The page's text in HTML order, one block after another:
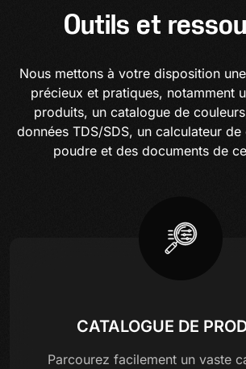
Outils et
Nous mettons à votre disposition
précieux et pratiques, notamment
produits, un catalogue de
données TDS/SDS, un calculateur
poudre et des documents de
CATALOGUE DE
Parcourez facilement un vaste